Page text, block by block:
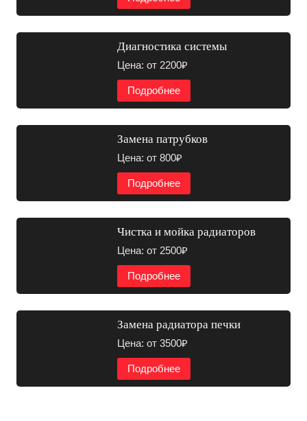
Диагностика системы
Цена: от 2200₽
Подробнее
Замена патрубков
Цена: от 800₽
Подробнее
Чистка и мойка радиаторов
Цена: от 2500₽
Подробнее
Замена радиатора печки
Цена: от 3500₽
Подробнее